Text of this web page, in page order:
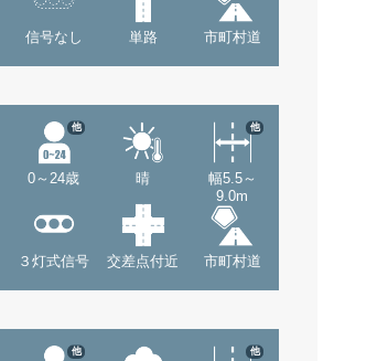
信号なし 単路 市町村道
0～24歳
他
晴
幅5.5～
9.0m
他
３灯式信号 交差点付近 市町村道
他 他